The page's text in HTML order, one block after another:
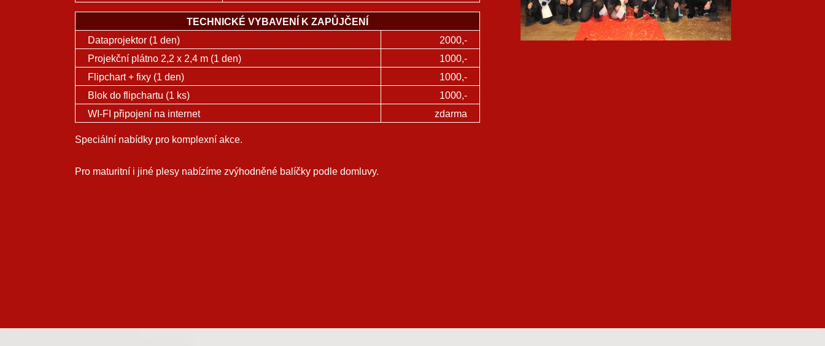
TECHNICKÉ VYBAVENÍ K ZAPŮJČENÍ
Dataprojektor (1 den)
2000,-
Projekční plátno 2,2 x 2,4 m (1 den)
1000,-
Flipchart + fixy (1 den)
1000,-
Blok do flipchartu (1 ks)
1000,-
WI-FI připojení na internet
zdarma
Speciální nabídky pro komplexní akce.
Pro maturitní i jiné plesy nabízíme zvýhodněné balíčky podle domluvy.